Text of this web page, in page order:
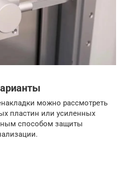
можно рассмотреть
пластин или усиленных
способом защиты